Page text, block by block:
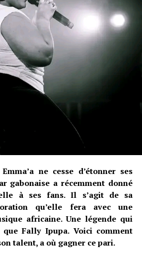
ne cesse d’étonner ses
gabonaise a récemment donné
à ses fans. Il s’agit de sa
qu’elle fera avec une
africaine. Une légende qui
que Fally Ipupa. Voici comment
talent, a où gagner ce pari.